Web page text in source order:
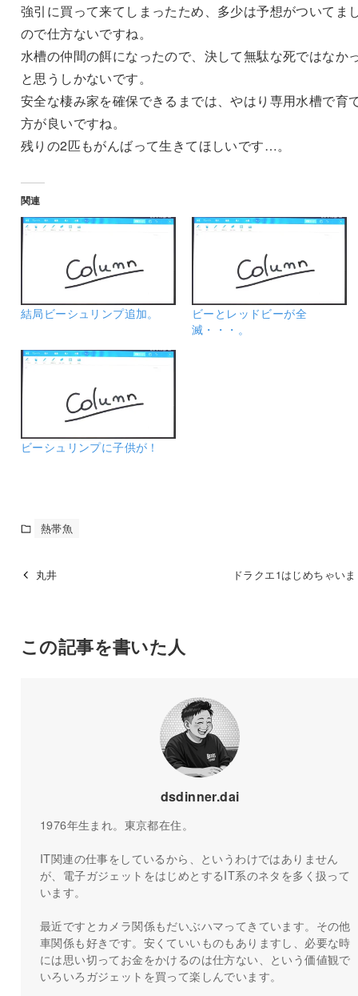
強引に買って来てしまったため、多少は予想がついてま
ので仕方ないですね。
水槽の仲間の餌になったので、決して無駄な死ではなか
と思うしかないです。
安全な棲み家を確保できるまでは、やはり専用水槽で育
方が良いですね。
残りの2匹もがんばって生きてほしいです…。
関連
結局ビーシュリンプ追加。
ビーとレッドビーが全
滅・・・。
ビーシュリンプに子供が！
熱帯魚
丸井 ドラクエ1はじめちゃい
この記事を書いた人
dsdinner.dai
1976年生まれ。東京都在住。
IT関連の仕事をしているから、というわけではありません
が、電子ガジェットをはじめとするIT系のネタを多く扱って
います。
最近ですとカメラ関係もだいぶハマってきています。その他
車関係も好きです。安くていいものもありますし、必要な時
には思い切ってお金をかけるのは仕方ない、という価値観で
いろいろガジェットを買って楽しんでいます。